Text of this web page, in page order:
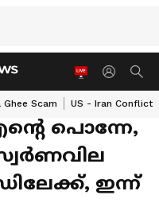
Scam US - Iran Conflict
എന്‍റെ പൊന്നേ,
ഇന്ന്